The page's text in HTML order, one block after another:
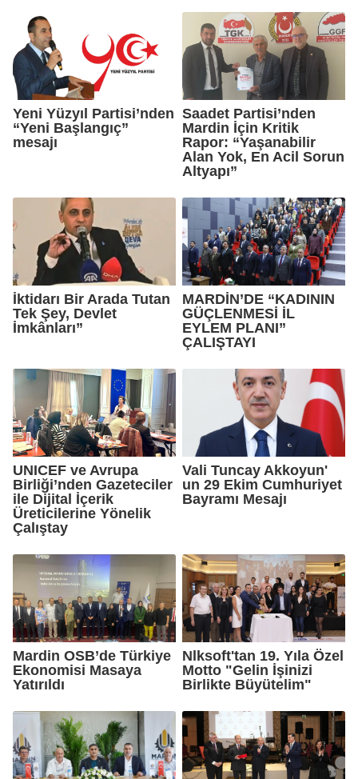
Yeni Yüzyıl Partisi’nden
“Yeni Başlangıç”
mesajı
Saadet Partisi’nden
Mardin İçin Kritik
Rapor: “Yaşanabilir
Alan Yok, En Acil Sorun
Altyapı”
İktidarı Bir Arada Tutan
Tek Şey, Devlet
İmkânları”
MARDİN’DE “KADININ
GÜÇLENMESİ İL
EYLEM PLANI”
ÇALIŞTAYI
UNICEF ve Avrupa
Birliği’nden Gazeteciler
ile Dijital İçerik
Üreticilerine Yönelik
Çalıştay
Vali Tuncay Akkoyun'
un 29 Ekim Cumhuriyet
Bayramı Mesajı
Mardin OSB’de Türkiye
Ekonomisi Masaya
Yatırıldı
Nlksoft'tan 19. Yıla Özel
Motto "Gelin İşinizi
Birlikte Büyütelim"